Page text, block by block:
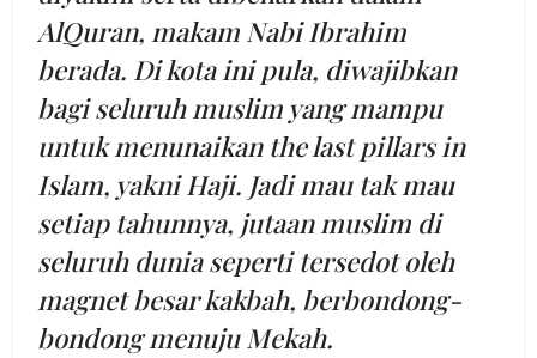
AlQuran, makam Nabi Ibrahim
berada. Di kota ini pula, diwajibkan
bagi seluruh muslim yang mampu
untuk menunaikan the last pillars in
Islam, yakni Haji. Jadi mau tak mau
setiap tahunnya, jutaan muslim di
seluruh dunia seperti tersedot oleh
magnet besar kakbah, berbondong-
bondong menuju Mekah.